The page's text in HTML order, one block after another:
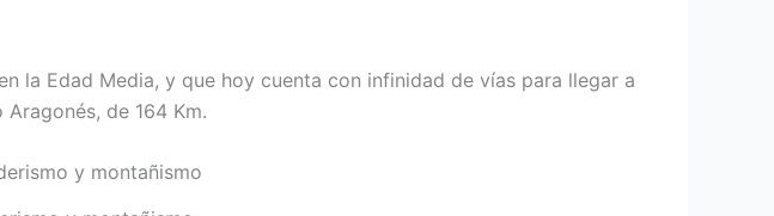
la Edad Media, y que hoy cuenta con infinidad de vías para llegar a
de 164 Km.